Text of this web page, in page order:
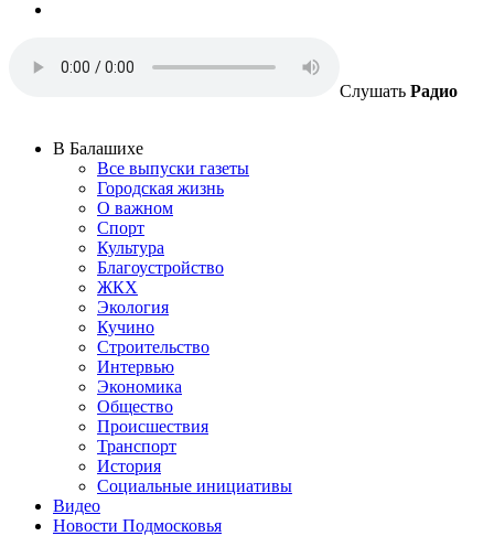
Слушать Радио
В Балашихе
Все выпуски газеты
Городская жизнь
О важном
Спорт
Культура
Благоустройство
ЖКХ
Экология
Кучино
Строительство
Интервью
Экономика
Общество
Происшествия
Транспорт
История
Социальные инициативы
Видео
Новости Подмосковья